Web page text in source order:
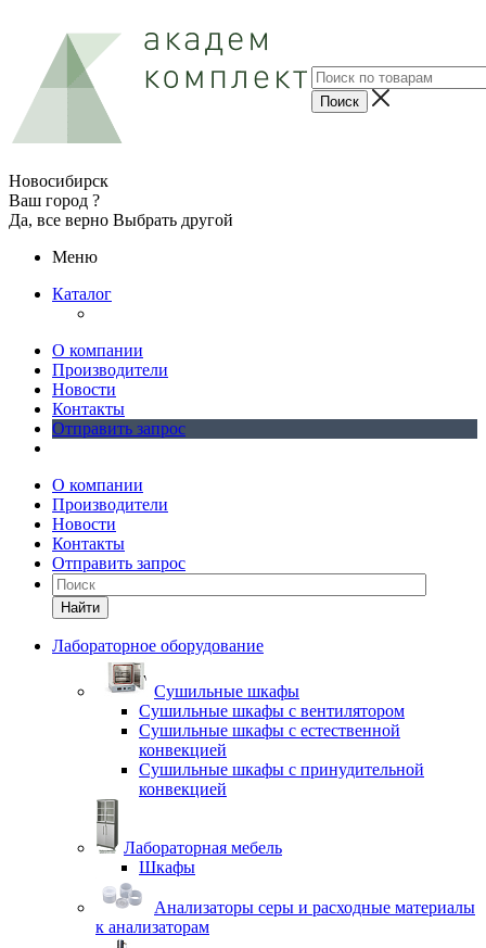
Новосибирск
Ваш город ?
Да, все верно Выбрать другой
Меню
Каталог
О компании
Производители
Новости
Контакты
Отправить запрос
О компании
Производители
Новости
Контакты
Отправить запрос
Найти
Лабораторное оборудование
Cушильные шкафы
Сушильные шкафы с вентилятором
Сушильные шкафы с естественной
конвекцией
Сушильные шкафы с принудительной
конвекцией
Лабораторная мебель
Шкафы
Анализаторы серы и расходные материалы
к анализаторам